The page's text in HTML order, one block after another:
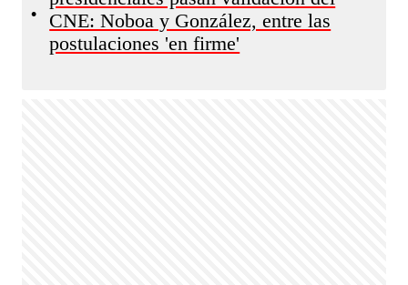
•
CNE: Noboa y González, entre las
postulaciones 'en firme'